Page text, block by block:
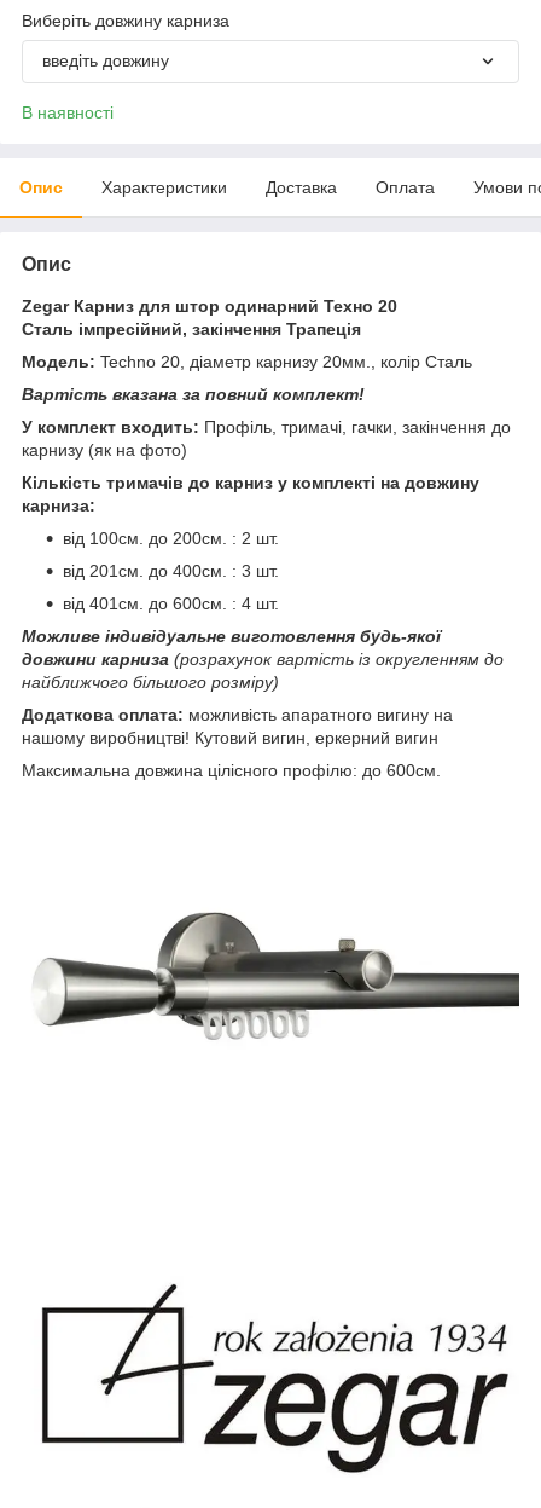
Виберіть довжину карниза
введіть довжину
В наявності
Опис Характеристики Доставка Оплата Умови
Опис
Zegar Карниз для штор одинарний Техно 20
Сталь імпресійний, закінчення Трапеція
Модель: Techno 20, діаметр карнизу 20мм., колір Сталь
Вартість вказана за повний комплект!
У комплект входить: Профіль, тримачі, гачки, закінчення до
карнизу (як на фото)
Кількість тримачів до карниз у комплекті на довжину
карниза:
від 100см. до 200см. : 2 шт.
від 201см. до 400см. : 3 шт.
від 401см. до 600см. : 4 шт.
Можливе індивідуальне виготовлення будь-якої
довжини карниза (розрахунок вартість із округленням до
найближчого більшого розміру)
Додаткова оплата: можливість апаратного вигину на
нашому виробництві! Кутовий вигин, еркерний вигин
Максимальна довжина цілісного профілю: до 600см.